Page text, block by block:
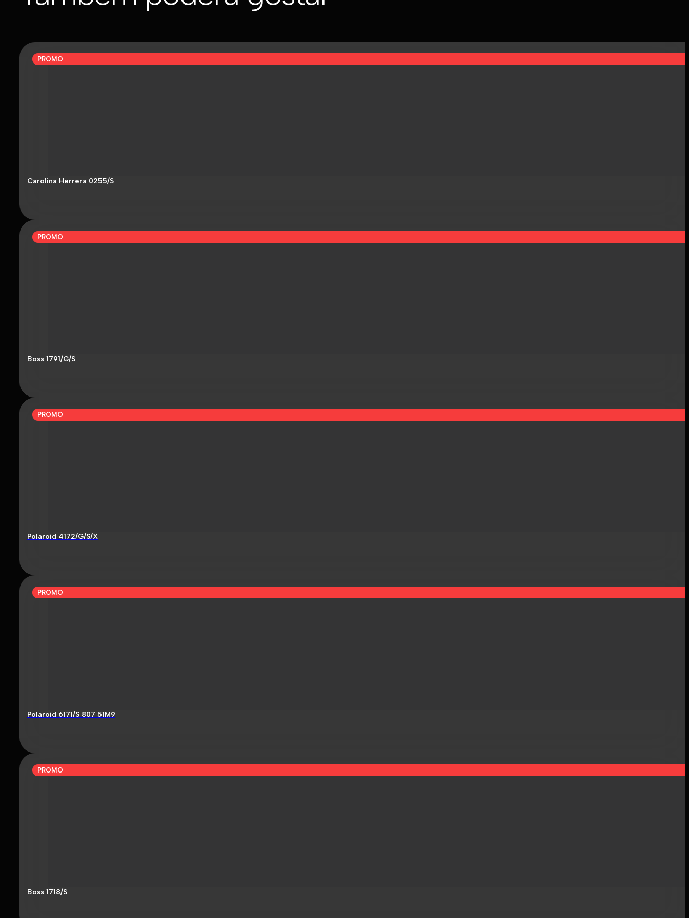
PROMO
Carolina Herrera 0255/S
PROMO
Boss 1791/G/S
PROMO
Polaroid 4172/G/S/X
PROMO
Polaroid 6171/S 807 51M9
PROMO
Boss 1718/S